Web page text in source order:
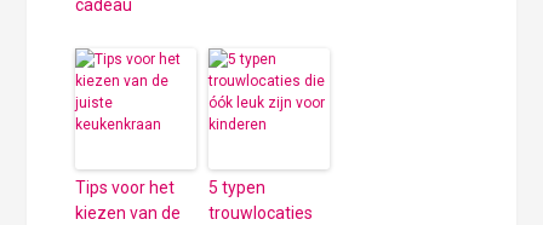
cadeau
Tips voor het
kiezen van de
5 typen
trouwlocaties